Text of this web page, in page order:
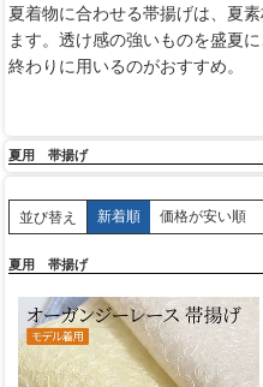
夏着物に合わせる帯揚げは、夏
ます。透け感の強いものを盛夏
終わりに用いるのがおすすめ。
夏用 帯揚げ
並び替え 新着順 価格が安い順
夏用 帯揚げ